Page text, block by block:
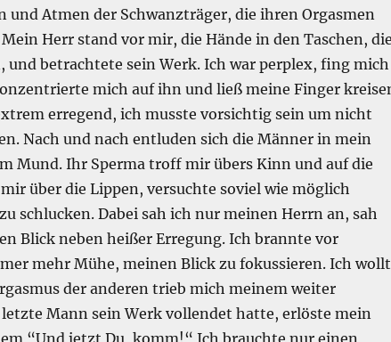
und Atmen der Schwanzträger, die ihren Orgasmen
Herr stand vor mir, die Hände in den Taschen, die
und betrachtete sein Werk. Ich war perplex, fing mich
mich auf ihn und ließ meine Finger
erregend, ich musste vorsichtig sein um nicht
Nach und nach entluden sich die Männer in mein
Mund. Ihr Sperma troff mir übers Kinn und auf die
über die Lippen, versuchte soviel wie möglich
schlucken. Dabei sah ich nur meinen Herrn an, sah
Blick neben heißer Erregung. Ich brannte vor
mehr Mühe, meinen Blick zu fokussieren. Ich
der anderen trieb mich meinem weiter
letzte Mann sein Werk vollendet hatte, erlöste mein